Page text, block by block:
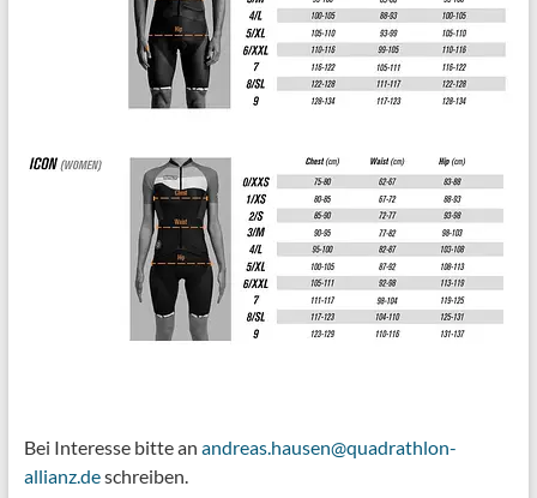
Bei Interesse bitte an andreas.hausen@quadrathlon-
allianz.deschreiben.